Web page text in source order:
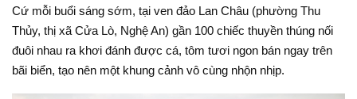
Cứ mỗi buổi sáng sớm, tại ven đảo Lan Châu (phường Thu
Thủy, thị xã Cửa Lò, Nghệ An) gần 100 chiếc thuyền thúng nối
đuôi nhau ra khơi đánh được cá, tôm tươi ngon bán ngay trên
bãi biển, tạo nên một khung cảnh vô cùng nhộn nhịp.